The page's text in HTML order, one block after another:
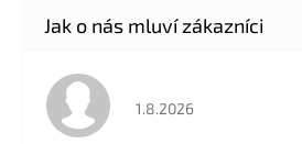
Hodnocení obchodu je 5
1.8.2026